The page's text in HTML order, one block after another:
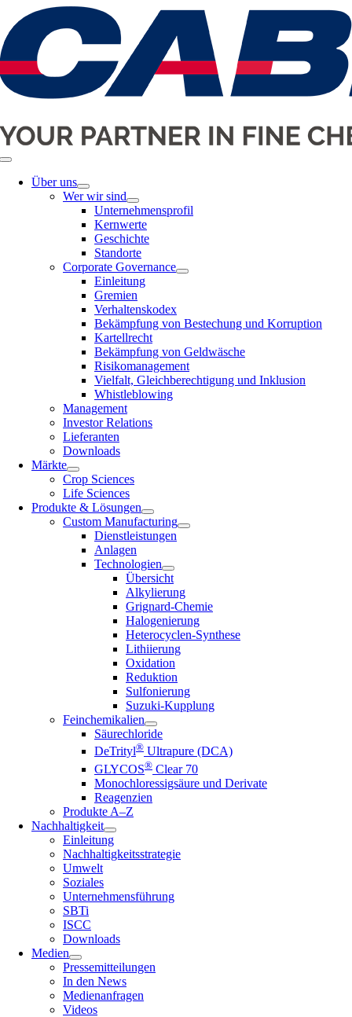
Skip
to
content
Toggle
NavigationÜber uns
Wer wir sind
Unternehmensprofil
Kernwerte
Geschichte
Standorte
Corporate Governance
Einleitung
Gremien
Verhaltenskodex
Bekämpfung von Bestechung und Korruption
Kartellrecht
Bekämpfung von Geldwäsche
Risikomanagement
Vielfalt, Gleichberechtigung und Inklusion
Whistleblowing
Management
Investor Relations
Lieferanten
Downloads
Märkte
Crop Sciences
Life Sciences
Produkte & Lösungen
Custom Manufacturing
Dienstleistungen
Anlagen
Technologien
Übersicht
Alkylierung
Grignard-Chemie
Halogenierung
Heterocyclen-Synthese
Lithiierung
Oxidation
Reduktion
Sulfonierung
Suzuki-Kupplung
Feinchemikalien
Säurechloride
DeTrityl® Ultrapure (DCA)
GLYCOS® Clear 70
Monochloressigsäure und Derivate
Reagenzien
Produkte A–Z
Nachhaltigkeit
Einleitung
Nachhaltigkeitsstrategie
Umwelt
Soziales
Unternehmensführung
SBTi
ISCC
Downloads
Medien
Pressemitteilungen
In den News
Medienanfragen
Videos